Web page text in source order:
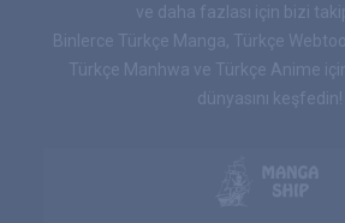
ve daha fazlası için bizi
Binlerce Türkçe Manga, Türkçe
Türkçe Manhwa ve Türkçe Anime
dünyasını keşfedin!